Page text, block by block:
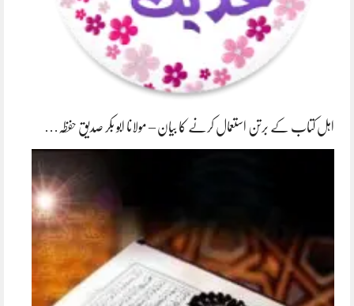
اہل کتاب کے برتن استعمال کرنے کا بیان – مولانا ابو بکر صدیق حفظہ…